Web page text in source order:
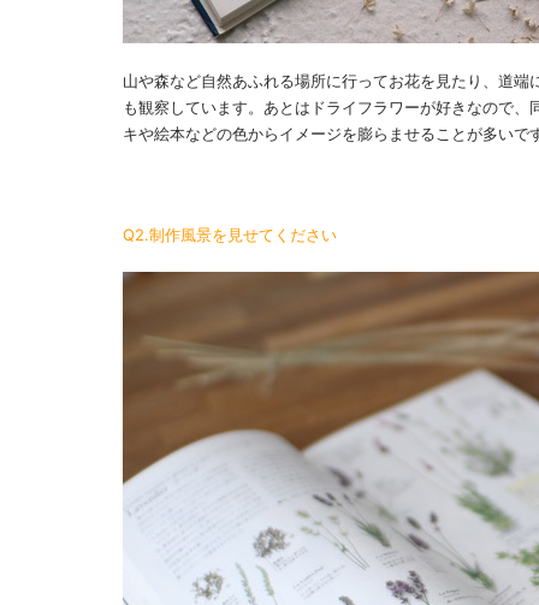
山や森など自然あふれる場所に行ってお花を見たり、道
も観察しています。あとはドライフラワーが好きなので
キや絵本などの色からイメージを膨らませることが多いで
Q2.制作風景を見せてください